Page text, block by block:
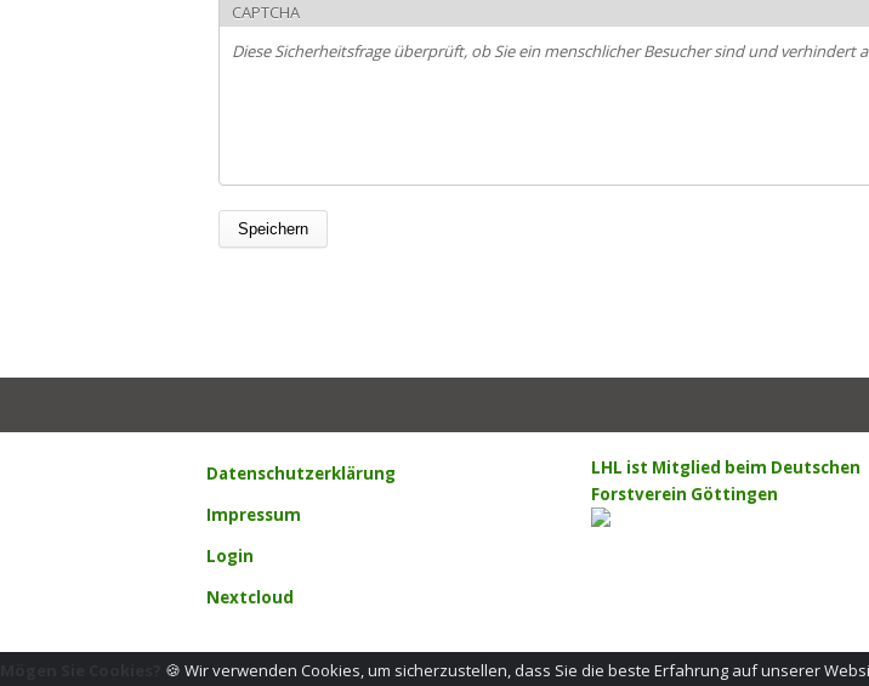
🍪 Wir verwenden Cookies, um sicherzustellen, dass Sie die beste Erfahrung auf unserer
CAPTCHA
Diese Sicherheitsfrage überprüft, ob Sie ein menschlicher Besucher sind und verhindert
Datenschutzerklärung
Impressum
Login
Nextcloud
LHL ist Mitglied beim Deutschen
Forstverein Göttingen